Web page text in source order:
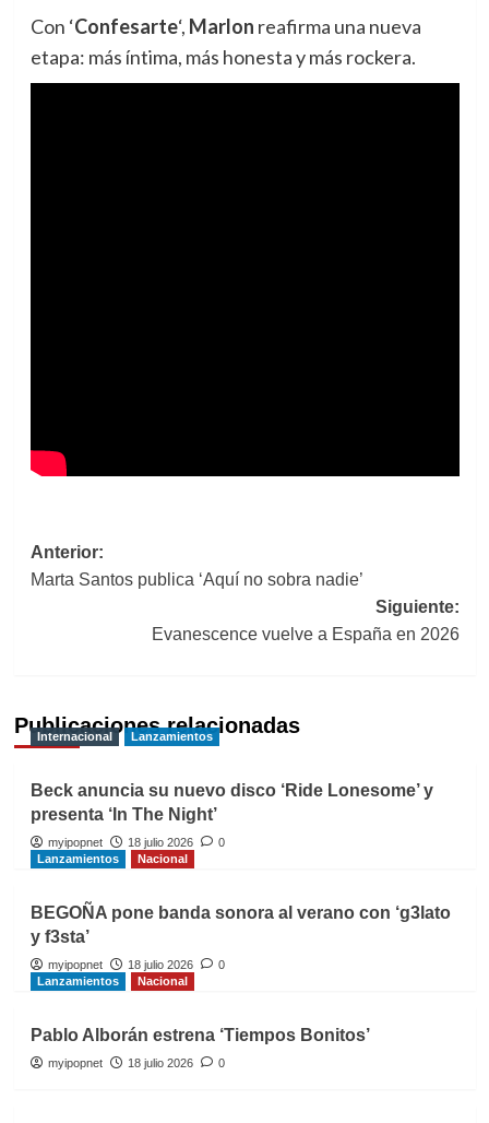
Con ‘Confesarte‘, Marlon reafirma una nueva
etapa: más íntima, más honesta y más rockera.
Navegación
de
entradas
Anterior:
Marta Santos publica ‘Aquí no sobra nadie’
Siguiente:
Evanescence vuelve a España en 2026
Publicaciones relacionadas
Internacional Lanzamientos
Beck anuncia su nuevo disco ‘Ride Lonesome’ y
presenta ‘In The Night’
myipopnet 18 julio 2026
0
Lanzamientos
Nacional
BEGOÑA pone banda sonora al verano con ‘g3lato
y f3sta’
myipopnet 18 julio 2026
0
Lanzamientos
Nacional
Pablo Alborán estrena ‘Tiempos Bonitos’
myipopnet 18 julio 2026 0